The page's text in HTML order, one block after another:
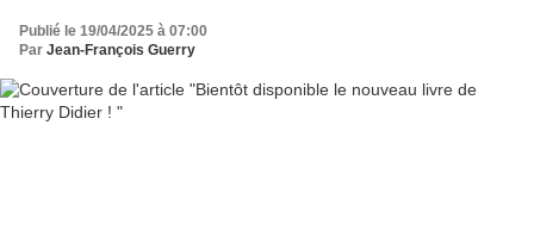
Publié le 19/04/2025 à 07:00
Par Jean-François Guerry